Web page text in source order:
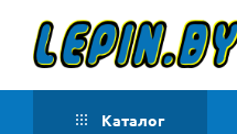
Каталог